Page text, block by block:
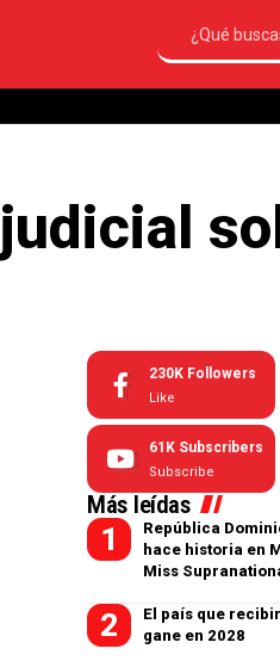
230K Followers
Like
61K Subscribers
Subscribe
Más leídas
República
hace historia en
Miss
El país que
gane en 2028